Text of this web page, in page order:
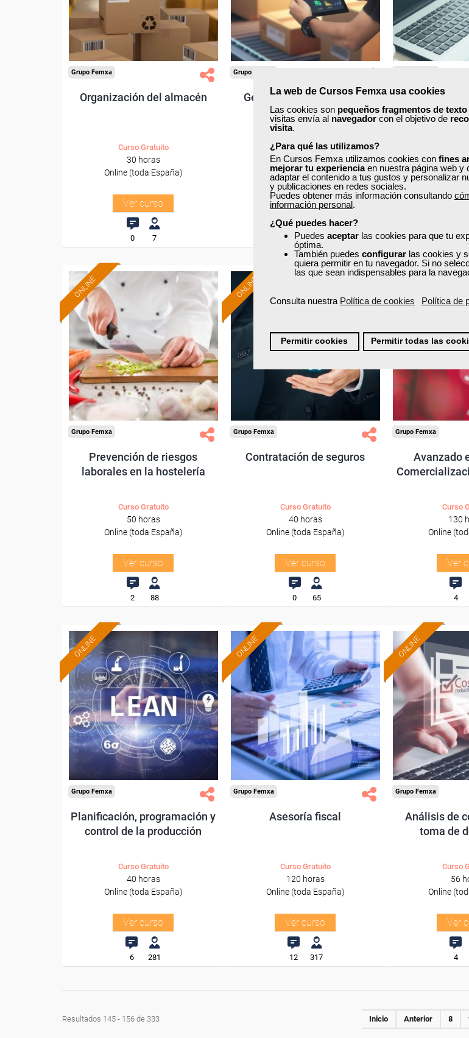
La web de Cursos Femxa usa cookies
Las cookies son pequeños fragmentos de texto
visitas envía al navegador con el objetivo de
visita.
¿Para qué las utilizamos?
En Cursos Femxa utilizamos cookies con fines
mejorar tu experienciaen nuestra página web y
adaptar el contenido a tus gustos y personalizar
y publicaciones en redes sociales.
Puedes obtener más información consultando
información personal.
¿Qué puedes hacer?
Puedes aceptar las cookies para que tu
óptima.
También puedes configurar las cookies y
quiera permitir en tu navegador. Si no
las que sean indispensables para la
Consulta nuestra Política de cookies Política de
Permitir cookies Permitir todas las
Sector
-Agricultura y Ganadería.
Grupo Femxa
Organización del almacén
Curso Gratuito
30 horas
Online (toda España)
Ver curso
0 7
Sector
-Transporte y Logística.
Grupo Femxa
Gestión informatizada de
stocks
Curso Gratuito
40 horas
Online (toda España)
Ver curso
0 8
-
Gestión del
45
Online
Ver
0
ONLINE
Formación 100%
subvencionada.
Para desempleados,
trabajadores y autónomos.
Sector
-Hosteleria y Turismo.
Grupo Femxa
Prevención de riesgos
laborales en la hostelería
Curso Gratuito
50 horas
Online (toda España)
Ver curso
2 88
ONLINE
Formación 100%
Para desempleados,
trabajadores y autónomos.
Sector
-Finanzas y Seguros.
Grupo Femxa
Contratación de seguros
Curso Gratuito
40 horas
Online (toda España)
Ver curso
0 65
Para
trabajadores y
-Finanzas
Grupo Femxa
Avanzado
Curso
130
Online
Ver
4
ONLINE
Formación 100%
subvencionada.
Para desempleados,
trabajadores y autónomos.
Sector
-Metal.
Grupo Femxa
Planificación, programación y
control de la producción
Curso Gratuito
40 horas
Online (toda España)
Ver curso
6 281
ONLINE
Formación 100%
subvencionada.
Para desempleados,
trabajadores y autónomos.
Sector
-Finanzas y Seguros.
Grupo Femxa
Asesoría fiscal
Curso Gratuito
120 horas
Online (toda España)
Ver curso
12 317
ONLINE
Para
trabajadores y
-Finanzas y
Grupo Femxa
Análisis de
toma de
Curso
56
Online
Ver
4
Resultados 145 - 156 de 333 Inicio Anterior 8